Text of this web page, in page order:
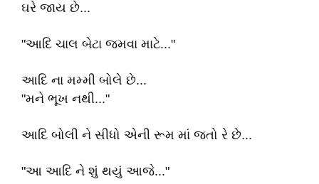
ઘરે જાય છે...
"આદિ ચાલ બેટા જમવા માટે..."
આદિ ના મમ્મી બોલે છે...
"મને ભૂખ નથી..."
આદિ બોલી ને સીધો એની રૂમ માં જતો રે છે...
"આ આદિ ને શું થયું આજે..."